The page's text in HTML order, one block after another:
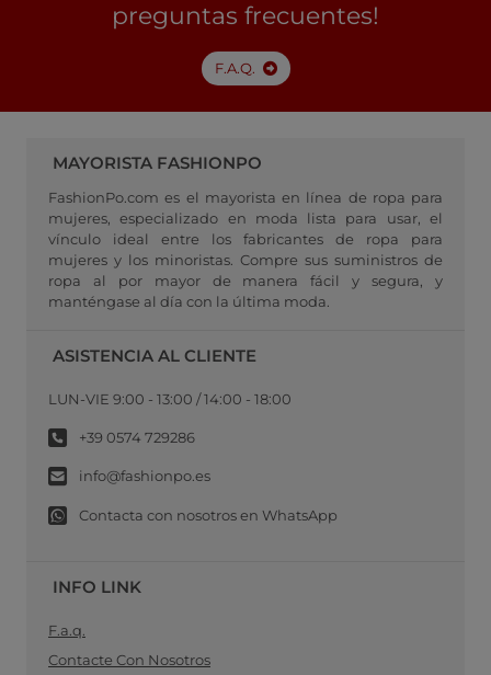
preguntas frecuentes!
F.A.Q.
MAYORISTA FASHIONPO
FashionPo.com es el mayorista en línea de ropa para
mujeres, especializado en moda lista para usar, el
vínculo ideal entre los fabricantes de ropa para
mujeres y los minoristas. Compre sus suministros de
ropa al por mayor de manera fácil y segura, y
manténgase al día con la última moda.
ASISTENCIA AL CLIENTE
LUN-VIE 9:00 - 13:00 / 14:00 - 18:00
+39 0574 729286
info@fashionpo.es
Contacta con nosotros en WhatsApp
INFO LINK
F.a.q.
Contacte Con Nosotros